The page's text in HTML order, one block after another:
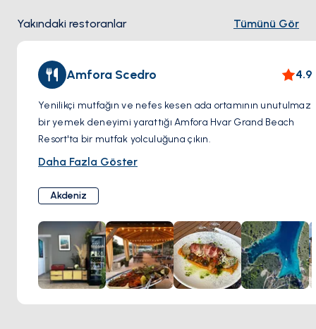
türlü stresi eritsin.
Yakındaki restoranlar Tümünü Gör
Amfora Scedro 4.9
Yenilikçi mutfağın ve nefes kesen ada ortamının unutulmaz
bir yemek deneyimi yarattığı Amfora Hvar Grand Beach
Resort'ta bir mutfak yolculuğuna çıkın.
Amfora Šćedro'nun restoranları en taze yerel malzemeleri
hazırlanmış deniz ürünlerinin, leziz makarna yemeklerinin
ve adanın mutfak mirasından ilham alan baştan çıkarıcı
kreasyonların tadını çıkarın. Sahil kenarında rahat
yemeklerin, çok çeşitli kaliteli yemeklerin veya
isteklerinize göre hazırlanmış romantik bir özel akşam
yemeğinin tadını çıkarın.
Yemeğinizi küratörlüğündeki şarap listesinden bir seçim ile
yükseltin. En kaliteli Hırvat şaraplarını keşfedin ve seçtiğiniz
Daha Fazla Göster
Akdeniz